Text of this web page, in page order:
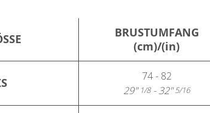
BRUSTUMFANG
(cm)/(in)
74 - 82
29"1/8- 32"5/16